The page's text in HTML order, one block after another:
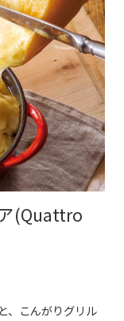
(Quattro
、こんがりグリル